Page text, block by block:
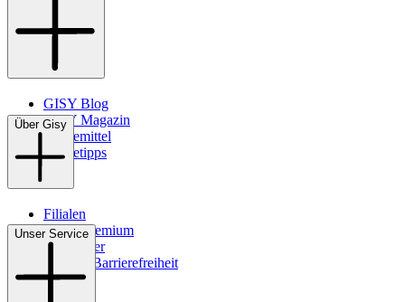
GISY Blog
GISY Magazin
Pflegemittel
Pflegetipps
Über Gisy
Filialen
WMS-Premium
Newsletter
Digitale Barrierefreiheit
Unser Service